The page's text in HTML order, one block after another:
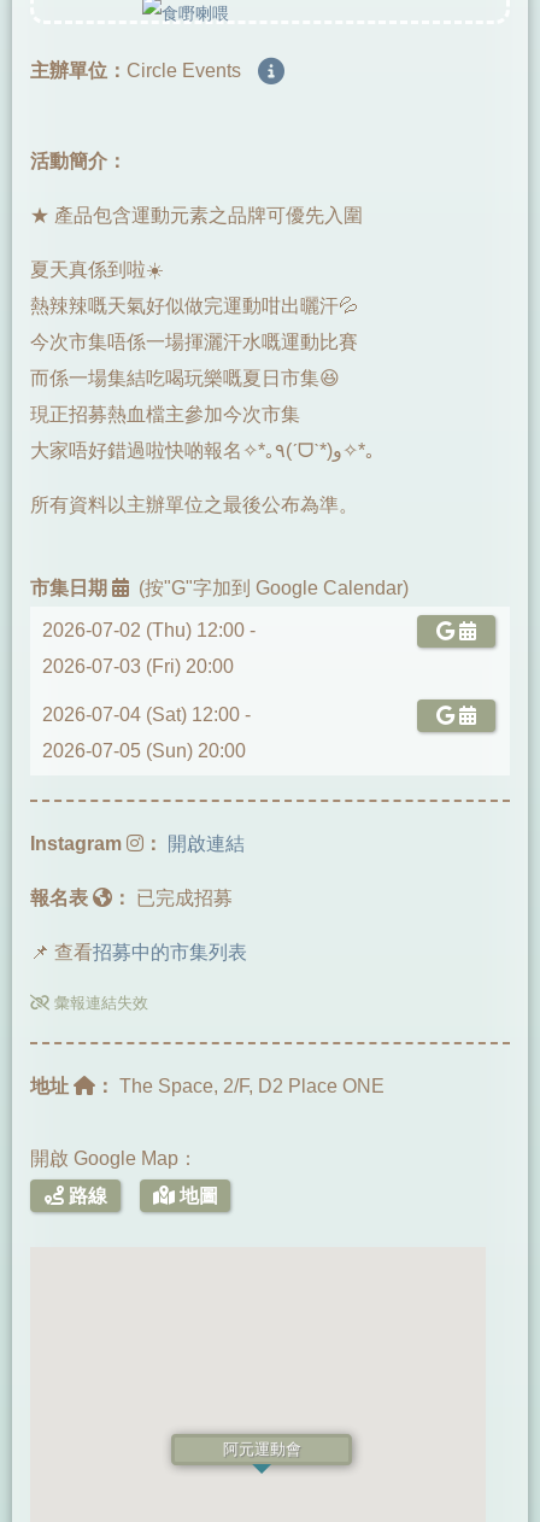
主辦單位： Circle Events
活動簡介：
★ 產品包含運動元素之品牌可優先入圍
夏天真係到啦☀️
熱辣辣嘅天氣好似做完運動咁出曬汗💦
今次市集唔係一場揮灑汗水嘅運動比賽
而係一場集結吃喝玩樂嘅夏日市集😆
現正招募熱血檔主參加今次市集
大家唔好錯過啦快啲報名✧*｡٩(ˊᗜˋ*)و✧*｡
所有資料以主辦單位之最後公布為準。
市集日期 (按"G"字加到 Google Calendar)
2026-07-02 (Thu) 12:00 -
2026-07-03 (Fri) 20:00
2026-07-04 (Sat) 12:00 -
2026-07-05 (Sun) 20:00
Instagram ： 開啟連結
報名表 ： 已完成招募
📌 查看招募中的市集列表
彙報連結失效
地址 ： The Space, 2/F, D2 Place ONE
開啟 Google Map：
路線
地圖
阿元運動會